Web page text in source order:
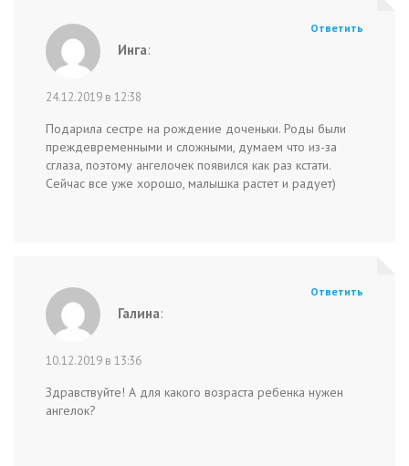
Инга:
24.12.2019 в 12:38
Подарила сестре на рождение доченьки. Роды были
преждевременными и сложными, думаем что из-за
сглаза, поэтому ангелочек появился как раз кстати.
Сейчас все уже хорошо, малышка растет и радует)
Ответить
Галина:
10.12.2019 в 13:36
Здравствуйте! А для какого возраста ребенка нужен
ангелок?
Ответить